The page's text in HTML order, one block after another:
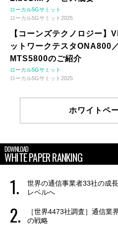
ローカル5Gサミット
ローカル5Gサミット2025
【コーンズテクノロジー
ットワークテスタONA800
MTS5800のご紹介
ローカル5Gサミット
ローカル5Gサミット2025
ホワイトペ
DOWNLOAD
WHITE PAPER RANKING
世界の通信事業者33社の成
レベルへ
［世界4473社調査］通信業
の戦略